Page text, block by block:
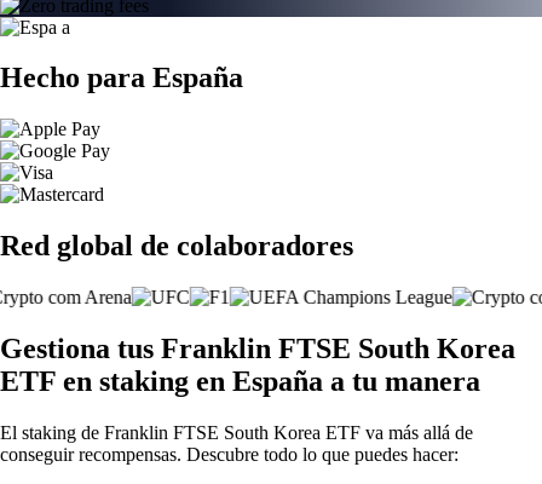
Hecho para España
Red global de colaboradores
Gestiona tus Franklin FTSE South Korea
ETF en staking en España a tu manera
El staking de Franklin FTSE South Korea ETF va más allá de
conseguir recompensas. Descubre todo lo que puedes hacer: